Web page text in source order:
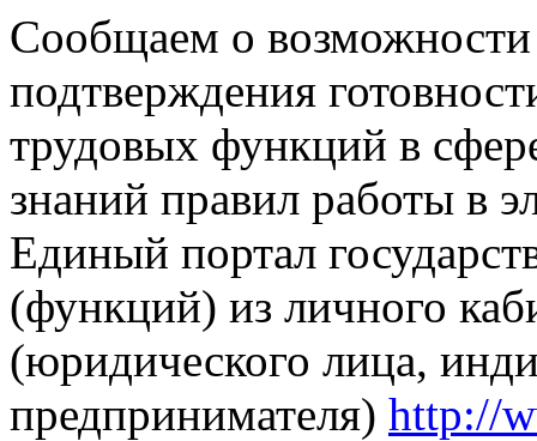
Сообщаем о возможности
подтверждения
трудовых функций в
знаний правил работы в
Единый портал
(функций) из личного
(юридического лица,
предпринимателя) http://